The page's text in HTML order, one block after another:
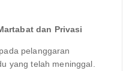
dan Privasi
pelanggaran
yang telah meninggal.